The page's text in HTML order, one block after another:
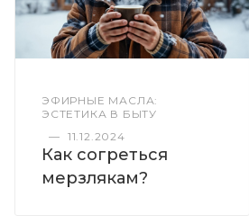
ЭФИРНЫЕ МАСЛА:
ЭСТЕТИКА В БЫТУ
— 11.12.2024
Как согреться
мерзлякам?